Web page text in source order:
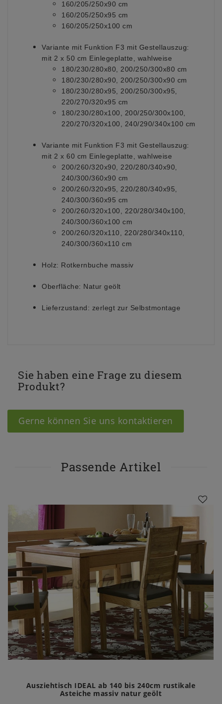
160/205/250x90 cm
160/205/250x95 cm
160/205/250x100 cm
Variante mit Funktion F3 mit Gestellauszug:
mit 2 x 50 cm Einlegeplatte, wahlweise
180/230/280x80, 200/250/300x80 cm
180/230/280x90, 200/250/300x90 cm
180/230/280x95, 200/250/300x95,
220/270/320x95 cm
180/230/280x100, 200/250/300x100,
220/270/320x100, 240/290/340x100 cm
Variante mit Funktion F3 mit Gestellauszug:
mit 2 x 60 cm Einlegeplatte, wahlweise
200/260/320x90, 220/280/340x90,
240/300/360x90 cm
200/260/320x95, 220/280/340x95,
240/300/360x95 cm
200/260/320x100, 220/280/340x100,
240/300/360x100 cm
200/260/320x110, 220/280/340x110,
240/300/360x110 cm
Holz: Rotkernbuche massiv
Oberfläche: Natur geölt
Lieferzustand: zerlegt zur Selbstmontage
Sie haben eine Frage zu diesem
Produkt?
Gerne können Sie uns kontaktieren
Passende Artikel
Ausziehtisch IDEAL ab 140 bis 240cm rustikale
Asteiche massiv natur geölt